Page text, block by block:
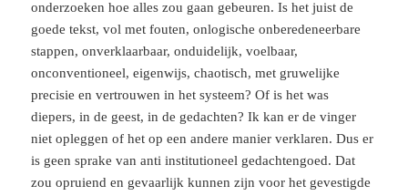
onderzoeken hoe alles zou gaan gebeuren. Is het juist de
goede tekst, vol met fouten, onlogische onberedeneerbare
stappen, onverklaarbaar, onduidelijk, voelbaar,
onconventioneel, eigenwijs, chaotisch, met gruwelijke
precisie en vertrouwen in het systeem? Of is het was
diepers, in de geest, in de gedachten? Ik kan er de vinger
niet opleggen of het op een andere manier verklaren. Dus er
is geen sprake van anti institutioneel gedachtengoed. Dat
zou opruiend en gevaarlijk kunnen zijn voor het gevestigde